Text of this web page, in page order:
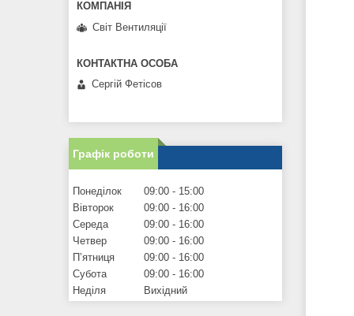
Світ Вентиляції
Сергій Фетісов
Графік роботи
Понеділок 09:00
15:00
Вівторок
09:00
16:00
Середа
09:00
16:00
Четвер
09:00
16:00
Пʼятниця
09:00
16:00
Субота
09:00
16:00
Неділя
Вихідний